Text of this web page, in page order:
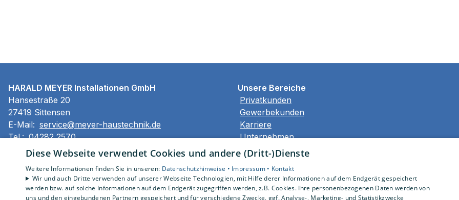
HARALD MEYER Installationen GmbH
Hansestraße 20
27419 Sittensen
E-Mail: service@meyer-haustechnik.de
Tel.: 04282 2570
Impressum
Barrierefreiheitserklärung
Datenschutzerklärung
Unsere Bereiche
Privatkunden
Gewerbekunden
Karriere
Unternehmen
Kontakt
Diese Webseite verwendet Cookies und andere (Dritt-)Dienste
Weitere Informationen finden Sie in unseren: Datenschutzhinweise • Impressum • Kontakt
Wir und auch Dritte verwenden auf unserer Webseite Technologien, mit Hilfe derer Informationen auf dem Endgerät gespeichert
werden bzw. auf solche Informationen auf dem Endgerät zugegriffen werden, z.B. Cookies. Ihre personenbezogenen Daten werden von
uns und den eingebundenen Partnern gespeichert und für verschiedene Zwecke, ggf. Analyse-, Marketing- und Statistikzwecke